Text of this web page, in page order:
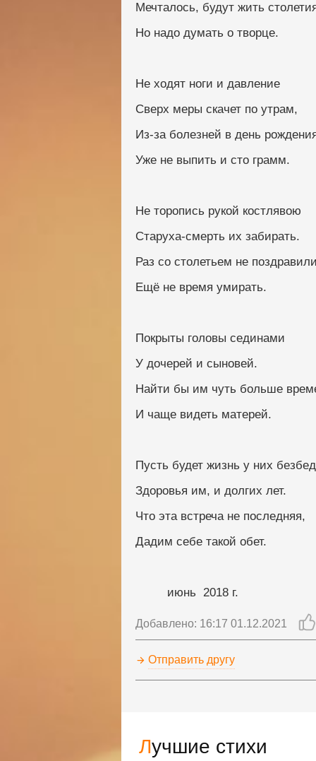
Лучшие стихи
Мечталось, будут жить
Но надо думать о творце.
Не ходят ноги и давление
Сверх меры скачет по утрам,
Из-за болезней в день
Уже не выпить и сто грамм.
Не торопись рукой костлявою
Старуха-смерть их забирать.
Раз со столетьем не
Ещё не время умирать.
Покрыты головы сединами
У дочерей и сыновей.
Найти бы им чуть больше
И чаще видеть матерей.
Пусть будет жизнь у них
Здоровья им, и долгих лет.
Что эта встреча не последняя,
Дадим себе такой обет.
         июнь  2018 г.
Добавлено: 16:17 01.12.2021
Отправить другу